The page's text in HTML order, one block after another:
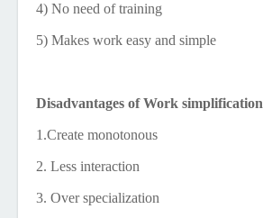
4) No need of training
5) Makes work easy and simple
Disadvantages of Work simplification
1.Create monotonous
2. Less interaction
3. Over specialization